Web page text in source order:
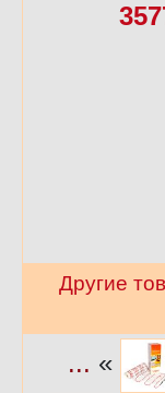
Другие
... «